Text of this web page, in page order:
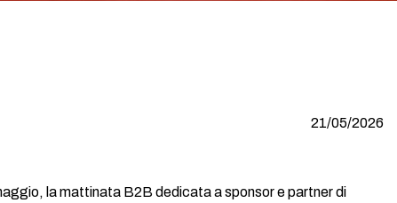
21/05/2026
la mattinata B2B dedicata a sponsor e partner di